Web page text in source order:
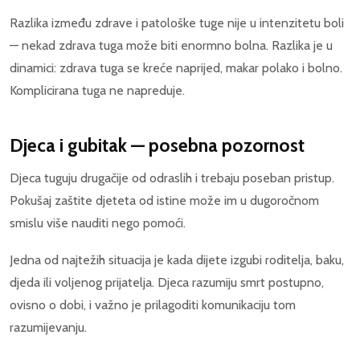
Razlika između zdrave i patološke tuge nije u intenzitetu boli
— nekad zdrava tuga može biti enormno bolna. Razlika je u
dinamici: zdrava tuga se kreće naprijed, makar polako i bolno.
Komplicirana tuga ne napreduje.
Djeca i gubitak — posebna pozornost
Djeca tuguju drugačije od odraslih i trebaju poseban pristup.
Pokušaj zaštite djeteta od istine može im u dugoročnom
smislu više nauditi nego pomoći.
Jedna od najtežih situacija je kada dijete izgubi roditelja, baku,
djeda ili voljenog prijatelja. Djeca razumiju smrt postupno,
ovisno o dobi, i važno je prilagoditi komunikaciju tom
razumijevanju.